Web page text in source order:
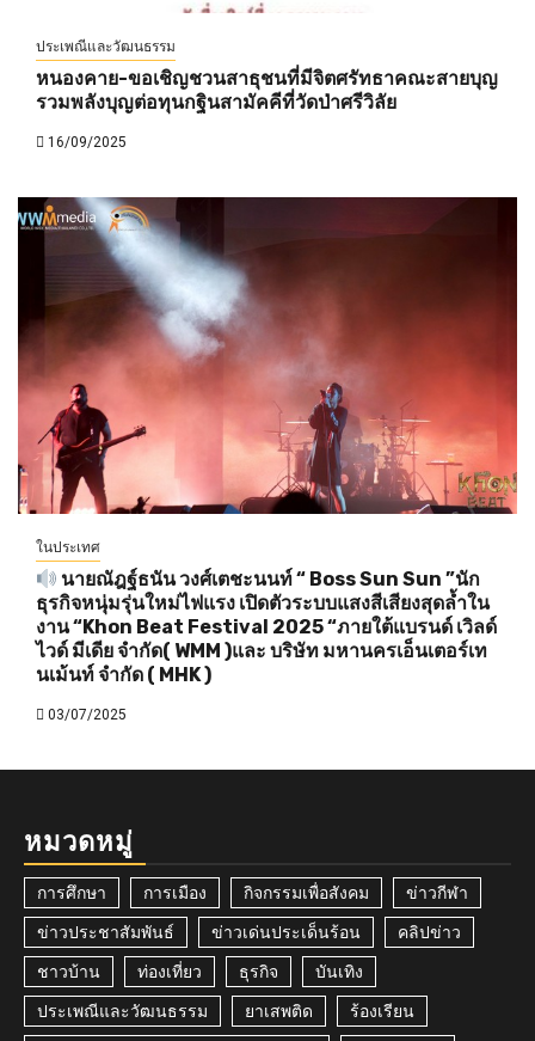
ประเพณีและวัฒนธรรม
หนองคาย-ขอเชิญชวนสาธุชนที่มีจิตศรัทธาคณะสายบุญ
รวมพลังบุญต่อทุนกฐินสามัคคีที่วัดป่าศรีวิลัย
16/09/2025
ในประเทศ
นายณัฎฐ์ธนัน วงศ์เตชะนนท์ “ Boss Sun Sun ”นัก
ธุรกิจหนุ่มรุ่นใหม่ไฟแรง เปิดตัวระบบแสงสีเสียงสุดล้ำใน
งาน “Khon Beat Festival 2025 “ภายใต้แบรนด์ เวิลด์
ไวด์ มีเดีย จำกัด( WMM )และ บริษัท มหานครเอ็นเตอร์เท
นเม้นท์ จำกัด ( MHK )
03/07/2025
หมวดหมู่
การศึกษา การเมือง กิจกรรมเพื่อสังคม ข่าวกีฬา
ข่าวประชาสัมพันธ์ ข่าวเด่นประเด็นร้อน คลิปข่าว
ชาวบ้าน ท่องเที่ยว ธุรกิจ บันเทิง
ประเพณีและวัฒนธรรม ยาเสพติด ร้องเรียน